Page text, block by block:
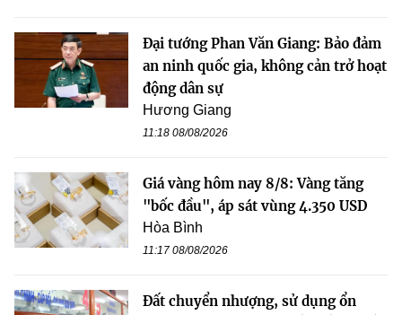
Đại tướng Phan Văn Giang: Bảo đảm
an ninh quốc gia, không cản trở hoạt
động dân sự
Hương Giang
11:18 08/08/2026
Giá vàng hôm nay 8/8: Vàng tăng
"bốc đầu", áp sát vùng 4.350 USD
Hòa Bình
11:17 08/08/2026
Đất chuyển nhượng, sử dụng ổn